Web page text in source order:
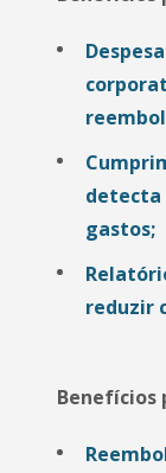
detecta
gastos;
reduzir
Benefícios